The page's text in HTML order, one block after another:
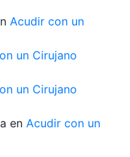
Acudir con un
un Cirujano
un Cirujano
en Acudir con un